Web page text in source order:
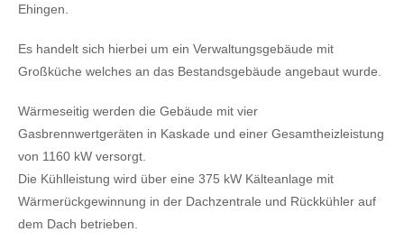
Ehingen.
Es handelt sich hierbei um ein Verwaltungsgebäude mit
Großküche welches an das Bestandsgebäude angebaut wurde.
Wärmeseitig werden die Gebäude mit vier
Gasbrennwertgeräten in Kaskade und einer Gesamtheizleistung
von 1160 kW versorgt.
Die Kühlleistung wird über eine 375 kW Kälteanlage mit
Wärmerückgewinnung in der Dachzentrale und Rückkühler auf
dem Dach betrieben.